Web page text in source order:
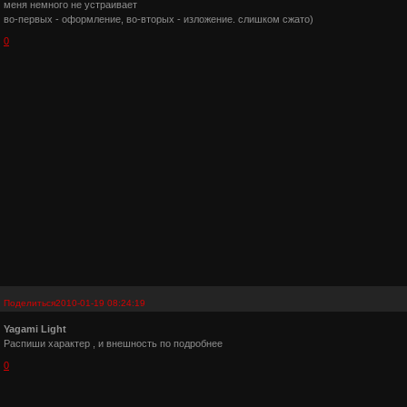
меня немного не устраивает
во-первых - оформление, во-вторых - изложение. слишком сжато)
0
Поделиться2010-01-19 08:24:19
Yagami Light
Распиши характер , и внешность по подробнее
0